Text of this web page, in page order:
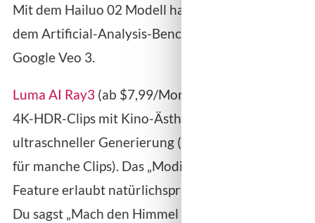
Mit dem Hailuo 02 Modell hat es sogar Platz 2 auf
dem Artificial-Analysis-Benchmark erreicht – vor
Google Veo 3.
Luma AI Ray3 (ab $7,99/Monat) liefert exzellente
4K-HDR-Clips mit Kino-Ästhetik und
ultraschneller Generierung (unter 10 Sekunden
für manche Clips). Das „Modify-with-Instructions“-
Feature erlaubt natürlichsprachliche Bearbeitung:
Du sagst „Mach den Himmel dramatischer“ und